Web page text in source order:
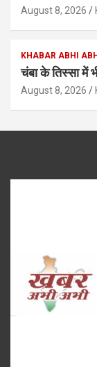
August 8, 2026
KHABAR ABHI
चंबा के तिस्सा में
August 8, 2026